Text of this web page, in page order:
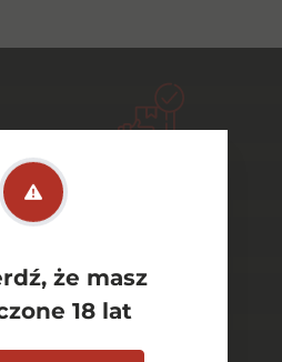
że masz
18 lat
szeroki wybór
asortymentu